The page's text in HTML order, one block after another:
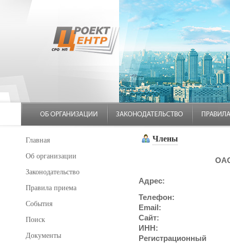
Главная
Об организации
Законодательство
Правила приема
События
Поиск
Документы
Члены
Адрес:
Телефон:
Email:
Сайт:
ИНН:
Регистрационный